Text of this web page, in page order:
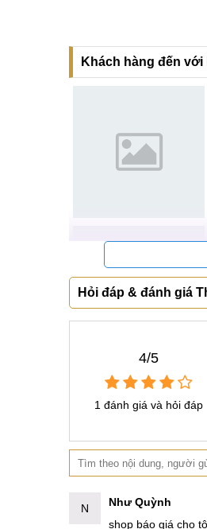
thay ic nguồn
Hỏi đáp & đánh giá